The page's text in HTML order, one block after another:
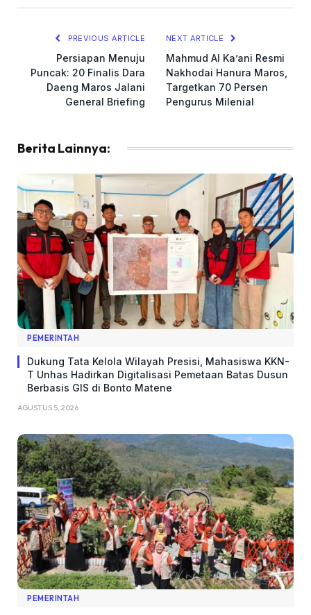
PREVIOUS ARTICLE
Persiapan Menuju
Puncak: 20 Finalis Dara
Daeng Maros Jalani
General Briefing
NEXT ARTICLE
Mahmud Al Ka’ani Resmi
Nakhodai Hanura Maros,
Targetkan 70 Persen
Pengurus Milenial
Berita Lainnya:
PEMERINTAH
Dukung Tata Kelola Wilayah Presisi, Mahasiswa KKN-
T Unhas Hadirkan Digitalisasi Pemetaan Batas Dusun
Berbasis GIS di Bonto Matene
AGUSTUS 5, 2026
PEMERINTAH